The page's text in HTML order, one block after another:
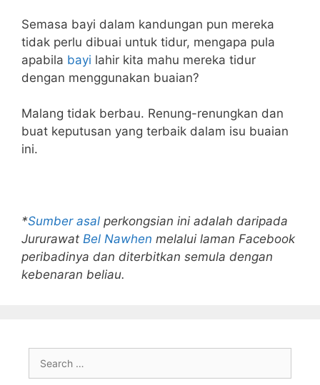
Semasa bayi dalam kandungan pun mereka
tidak perlu dibuai untuk tidur, mengapa pula
apabila bayi lahir kita mahu mereka tidur
dengan menggunakan buaian?
Malang tidak berbau. Renung-renungkan dan
buat keputusan yang terbaik dalam isu buaian
ini.
*Sumber asal perkongsian ini adalah daripada
Jururawat Bel Nawhen melalui laman Facebook
peribadinya dan diterbitkan semula dengan
kebenaran beliau.
for: